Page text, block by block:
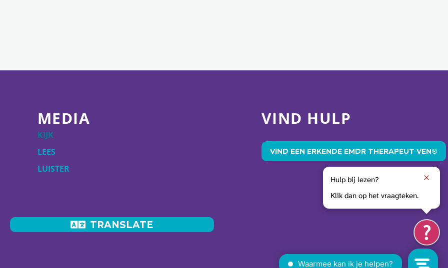
MEDIA
KIJK
LEES
LUISTER
VIND HULP
VIND EEN ERKENDE EMDR THERAPEUT VEN®
TRANSLATE
Hulp bij lezen?
Klik dan op het vraagteken.